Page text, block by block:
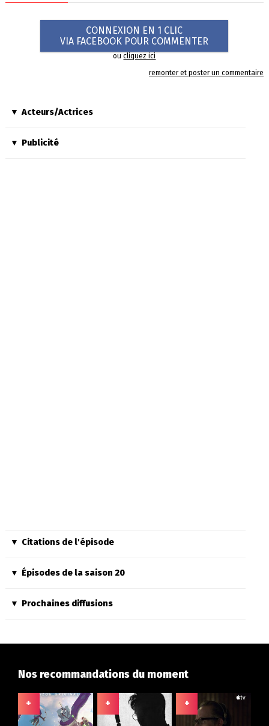
CONNEXION EN 1 CLIC
VIA FACEBOOK POUR COMMENTER
oucliquez ici
remonter et poster un commentaire
Acteurs/Actrices
Publicité
Citations de l'épisode
Épisodes de la saison 20
Prochaines diffusions
Nos recommandations du moment
+ + +